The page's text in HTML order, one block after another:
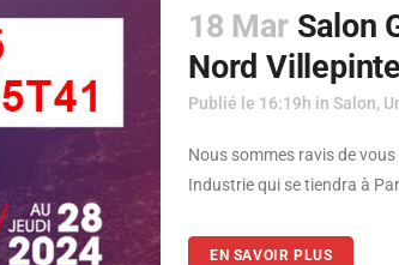
18 Mar Salon
Nord Villepinte
Publié le 16:19h in Salon,
Nous sommes ravis de
Industrie qui se tiendra à
EN SAVOIR PLUS